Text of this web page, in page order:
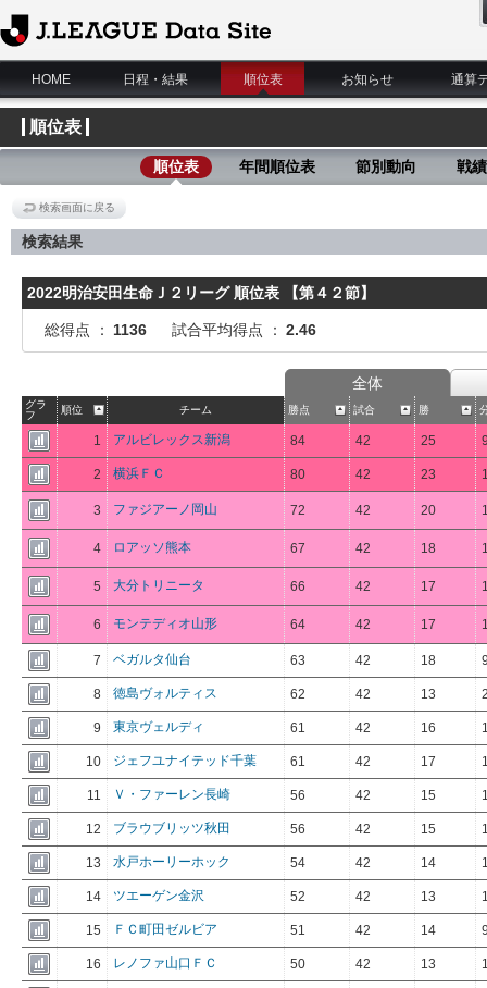
J.League Data Site
HOME
日程・結果 順位表 お知らせ 通算
順位表
順位表 年間順位表 節別動向 戦
検索画面に戻る
検索結果
2022明治安田生命Ｊ２リーグ 順位表 【第４２節】
総得点 ： 1136 試合平均得点 ： 2.46
全体
グラ
フ
順位 チーム 勝点 試合 勝
1 アルビレックス新潟 84 42 25
2 横浜ＦＣ 80 42 23
3 ファジアーノ岡山 72 42 20
4 ロアッソ熊本 67 42 18
5 大分トリニータ 66 42 17
6 モンテディオ山形 64 42 17
7 ベガルタ仙台 63 42 18
8 徳島ヴォルティス 62 42 13
9 東京ヴェルディ 61 42 16
10 ジェフユナイテッド千葉 61 42 17
11 Ｖ・ファーレン長崎 56 42 15
12 ブラウブリッツ秋田 56 42 15
13 水戸ホーリーホック 54 42 14
14 ツエーゲン金沢 52 42 13
15 ＦＣ町田ゼルビア 51 42 14
16 レノファ山口ＦＣ 50 42 13